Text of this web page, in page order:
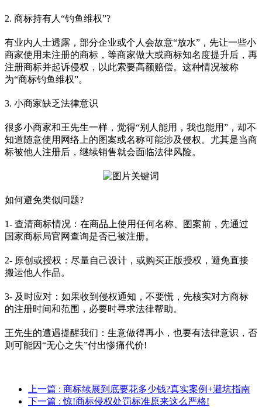
2. 商标持有人“钓鱼维权”?
有业内人士透露，部分企业或个人会故意“放水”，先让一些小
商家使用未注册的商标，等商家做大或商标知名度提升后，再
注册商标并起诉侵权，以此索要高额赔偿。这种情况被称
为“商标钓鱼维权”。
3. 小商家缺乏法律意识
很多小商家和王先生一样，觉得“别人能用，我也能用”，却不
知道随意使用网络上的图案或名称可能涉及侵权。尤其是当商
标被他人注册后，继续销售就会面临法律风险。
如何避免类似问题?
1- 查清商标情况：在商品上使用任何名称、图案前，先通过
国家商标局官网查询是否已被注册。
2- 原创或授权：尽量自己设计，或购买正版授权，避免直接
搬运他人作品。
3- 及时应对：如果收到侵权通知，不要慌，先核实对方商标
的注册时间和范围，必要时寻求法律帮助。
王先生的遭遇提醒我们：生意做得再小，也要有法律意识，否
则可能因“无心之失”付出惨痛代价!
上一篇 : 商标续展到底要花多少钱?真实案例+避坑指南
下一篇 : 惊!商标侵权处罚标准原来这么严格!